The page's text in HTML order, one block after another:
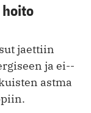
jaettiin
ja ei-­
astma